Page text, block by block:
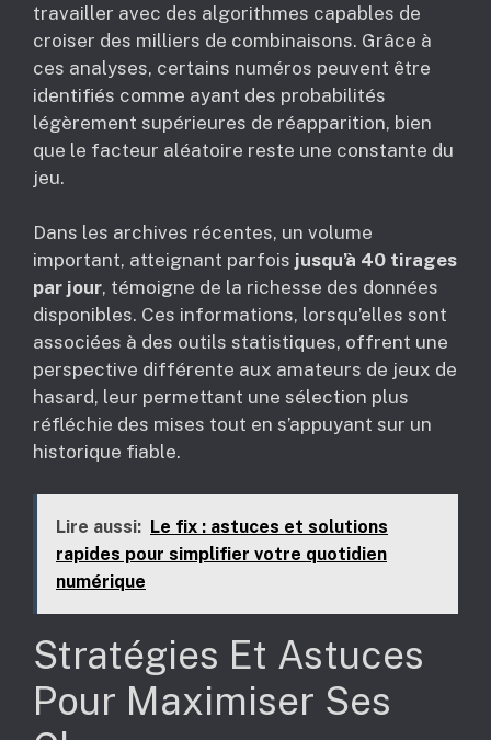
travailler avec des algorithmes capables de
croiser des milliers de combinaisons. Grâce à
ces analyses, certains numéros peuvent être
identifiés comme ayant des probabilités
légèrement supérieures de réapparition, bien
que le facteur aléatoire reste une constante du
jeu.
Dans les archives récentes, un volume
important, atteignant parfois jusqu’à 40 tirages
par jour, témoigne de la richesse des données
disponibles. Ces informations, lorsqu’elles sont
associées à des outils statistiques, offrent une
perspective différente aux amateurs de jeux de
hasard, leur permettant une sélection plus
réfléchie des mises tout en s’appuyant sur un
historique fiable.
Lire aussi: Le fix : astuces et solutions
rapides pour simplifier votre quotidien
numérique
Stratégies Et Astuces
Pour Maximiser Ses